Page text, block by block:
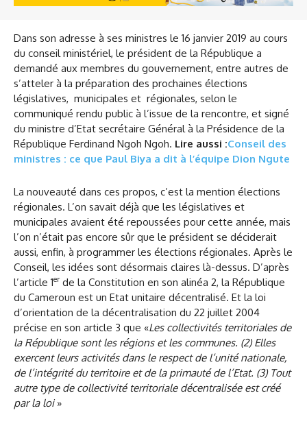
Dans son adresse à ses ministres le 16 janvier 2019 au cours
du conseil ministériel, le président de la République a
demandé aux membres du gouvernement, entre autres de
s’atteler à la préparation des prochaines élections
législatives, municipales et régionales, selon le
communiqué rendu public à l’issue de la rencontre, et signé
du ministre d’Etat secrétaire Général à la Présidence de la
République Ferdinand Ngoh Ngoh. Lire aussi :Conseil des
ministres : ce que Paul Biya a dit à l’équipe Dion Ngute
La nouveauté dans ces propos, c’est la mention élections
régionales. L’on savait déjà que les législatives et
municipales avaient été repoussées pour cette année, mais
l’on n’était pas encore sûr que le président se déciderait
aussi, enfin, à programmer les élections régionales. Après le
Conseil, les idées sont désormais claires là-dessus. D’après
l’article 1erde la Constitution en son alinéa 2, la République
du Cameroun est un Etat unitaire décentralisé. Et la loi
d’orientation de la décentralisation du 22 juillet 2004
précise en son article 3 que «Les collectivités territoriales de
la République sont les régions et les communes. (2) Elles
exercent leurs activités dans le respect de l’unité nationale,
de l’intégrité du territoire et de la primauté de l’Etat. (3) Tout
autre type de collectivité territoriale décentralisée est créé
par la loi»